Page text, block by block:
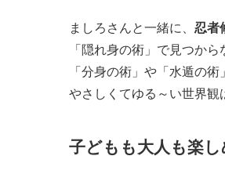
ましろさんと一緒に、 忍者
「隠れ身の術」で見つから
「分身の術」や「水遁の
やさしくてゆる～い世界観
子どもも大人も楽し